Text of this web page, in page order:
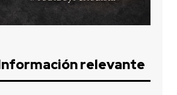
relevante